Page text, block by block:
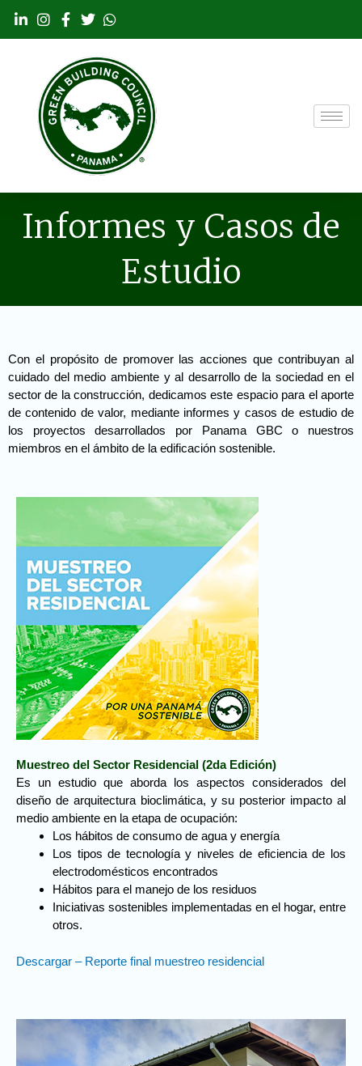
Informes y Casos de
Estudio
Con el propósito de promover las acciones que contribuyan al
cuidado del medio ambiente y al desarrollo de la sociedad en el
sector de la construcción, dedicamos este espacio para el aporte
de contenido de valor, mediante informes y casos de estudio de
los proyectos desarrollados por Panama GBC o nuestros
miembros en el ámbito de la edificación sostenible.
Muestreo del Sector Residencial (2da Edición)
Es un estudio que aborda los aspectos considerados del
diseño de arquitectura bioclimática, y su posterior impacto al
medio ambiente en la etapa de ocupación:
Los hábitos de consumo de agua y energía
Los tipos de tecnología y niveles de eficiencia de los
electrodomésticos encontrados
Hábitos para el manejo de los residuos
Iniciativas sostenibles implementadas en el hogar, entre
otros.
Descargar – Reporte final muestreo residencial